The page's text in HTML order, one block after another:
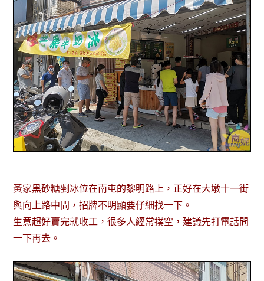
黃家黑砂糖剉冰位在南屯的黎明路上，正好在大墩十一街
與向上路中間，招牌不明顯要仔細找一下。
生意超好賣完就收工，很多人經常撲空，建議先打電話問
一下再去。